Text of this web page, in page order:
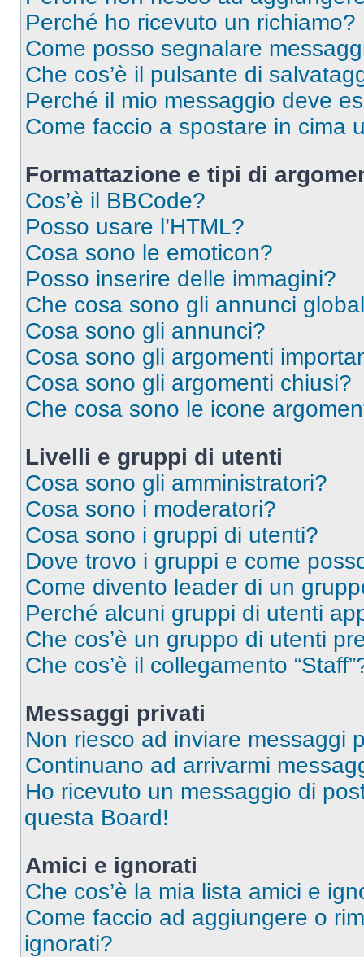
Perché ho ricevuto un richiamo?
Come posso segnalare
Che cos’è il pulsante di
Perché il mio messaggio deve
Come faccio a spostare in cima
Formattazione e tipi di
Cos’è il BBCode?
Posso usare l’HTML?
Cosa sono le emoticon?
Posso inserire delle immagini?
Che cosa sono gli annunci
Cosa sono gli annunci?
Cosa sono gli argomenti
Cosa sono gli argomenti chiusi?
Che cosa sono le icone
Livelli e gruppi di utenti
Cosa sono gli amministratori?
Cosa sono i moderatori?
Cosa sono i gruppi di utenti?
Dove trovo i gruppi e come
Come divento leader di un
Perché alcuni gruppi di utenti
Che cos’è un gruppo di utenti
Che cos’è il collegamento
Messaggi privati
Non riesco ad inviare messaggi
Continuano ad arrivarmi
Ho ricevuto un messaggio di
questa Board!
Amici e ignorati
Che cos’è la mia lista amici e
Come faccio ad aggiungere o
ignorati?